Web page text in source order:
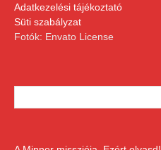
Adatkezelési tájékoztató
Süti szabályzat
Fotók: Envato License